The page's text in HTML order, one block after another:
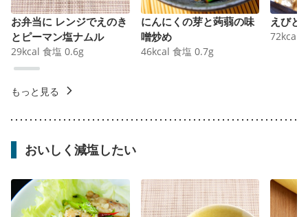
お弁当に レンジでえのき
とピーマン塩ナムル
29kcal 食塩 0.6g
にんにくの芽と蒟蒻の味
噌炒め
46kcal 食塩 0.7g
えびと
72kcal
もっと見る
おいしく減塩したい